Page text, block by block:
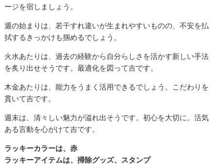
ージを宿しましょう。
週の始まりは、若干すれ違いが生まれやすいものの、不安を払
拭するきっかけも掴めるでしょう。
火水あたりは、過去の経験から自分らしさを活かす新しい手法
を炙り出せそうです。最適化を図って吉です。
木金あたりは、能力をうまく活用できるでしょう。こだわりを
貫いて吉です。
週末は、清々しい魅力が溢れ出そうです。初心を大切に。活気
ある言動を心がけて吉です。
ラッキーカラーは、赤
ラッキーアイテムは、掃除グッズ、スタンプ